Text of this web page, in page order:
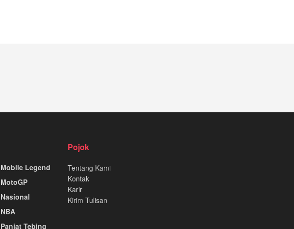
Mobile Legend
MotoGP
Nasional
NBA
Panjat Tebing
Pojok
Tentang Kami
Kontak
Karir
Kirim Tulisan